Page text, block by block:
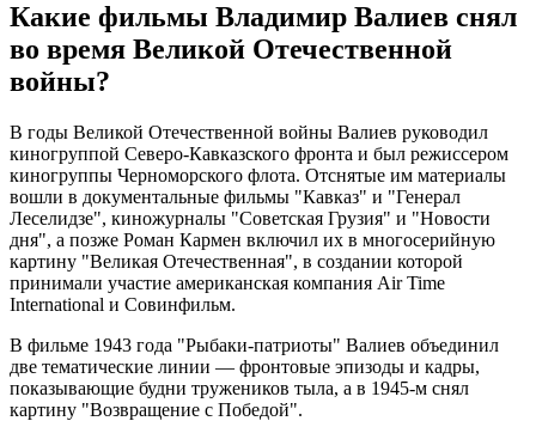
Какие фильмы Владимир Валиев снял
во время Великой Отечественной
войны?
В годы Великой Отечественной войны Валиев руководил
киногруппой Северо-Кавказского фронта и был режиссером
киногруппы Черноморского флота. Отснятые им материалы
вошли в документальные фильмы "Кавказ" и "Генерал
Леселидзе", киножурналы "Советская Грузия" и "Новости
дня", а позже Роман Кармен включил их в многосерийную
картину "Великая Отечественная", в создании которой
принимали участие американская компания Air Time
International и Совинфильм.
В фильме 1943 года "Рыбаки-патриоты" Валиев объединил
две тематические линии — фронтовые эпизоды и кадры,
показывающие будни тружеников тыла, а в 1945-м снял
картину "Возвращение с Победой".